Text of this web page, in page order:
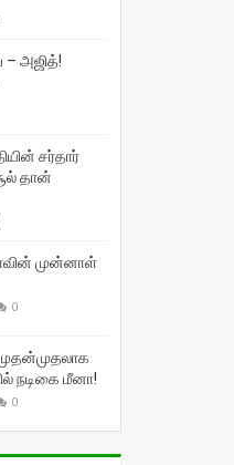
– அஜித்!
சர்தார்
தான்
முன்னாள்
0
நடிகை மீனா!
0